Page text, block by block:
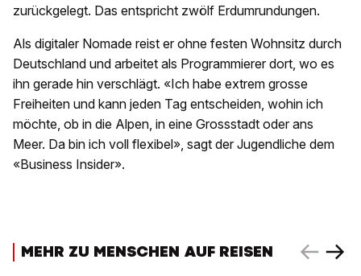
zurückgelegt. Das entspricht zwölf Erdumrundungen.
Als digitaler Nomade reist er ohne festen Wohnsitz durch
Deutschland und arbeitet als Programmierer dort, wo es
ihn gerade hin verschlägt. «Ich habe extrem grosse
Freiheiten und kann jeden Tag entscheiden, wohin ich
möchte, ob in die Alpen, in eine Grossstadt oder ans
Meer. Da bin ich voll flexibel», sagt der Jugendliche dem
«Business Insider».
MEHR ZU MENSCHEN AUF REISEN